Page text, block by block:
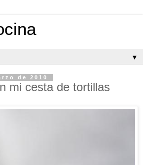
▼
de 2010
mi cesta de tortillas